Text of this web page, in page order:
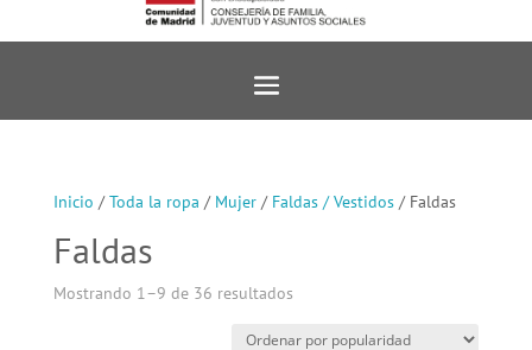
Inicio /Toda la ropa / Mujer/ Faldas / Vestidos/ Faldas
Faldas
Mostrando 1–9 de 36 resultados